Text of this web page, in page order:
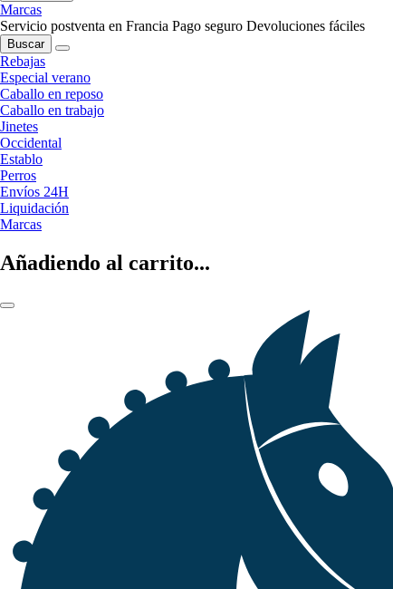
Marcas
Servicio postventa en Francia Pago seguro Devoluciones fáciles
Buscar
Rebajas
Especial verano
Caballo en reposo
Caballo en trabajo
Jinetes
Occidental
Establo
Perros
Envíos 24H
Liquidación
Marcas
Añadiendo al carrito...